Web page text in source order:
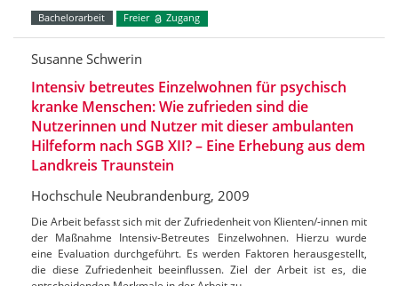
Bachelorarbeit Freier Zugang
Susanne Schwerin
Intensiv betreutes Einzelwohnen für psychisch
kranke Menschen: Wie zufrieden sind die
Nutzerinnen und Nutzer mit dieser ambulanten
Hilfeform nach SGB XII? – Eine Erhebung aus dem
Landkreis Traunstein
Hochschule Neubrandenburg, 2009
Die Arbeit befasst sich mit der Zufriedenheit von Klienten/-innen mit
der Maßnahme Intensiv-Betreutes Einzelwohnen. Hierzu wurde
eine Evaluation durchgeführt. Es werden Faktoren herausgestellt,
die diese Zufriedenheit beeinflussen. Ziel der Arbeit ist es, die